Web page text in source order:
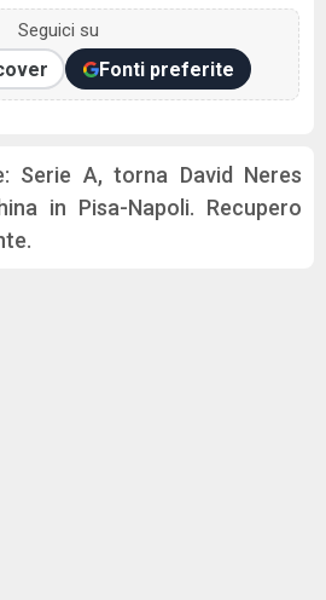
Seguici su
Fonti preferite
Serie A, torna David Neres
in Pisa-Napoli. Recupero